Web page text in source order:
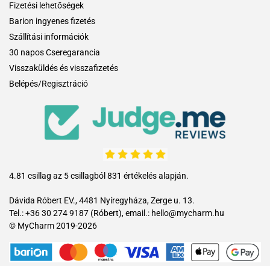
Fizetési lehetőségek
Barion ingyenes fizetés
Szállítási információk
30 napos Cseregarancia
Visszaküldés és visszafizetés
Belépés/Regisztráció
4.81 csillag az 5 csillagból 831 értékelés alapján.
Dávida Róbert EV., 4481 Nyíregyháza, Zerge u. 13.
Tel.: +36 30 274 9187 (Róbert), email.: hello@mycharm.hu
© MyCharm 2019-2026